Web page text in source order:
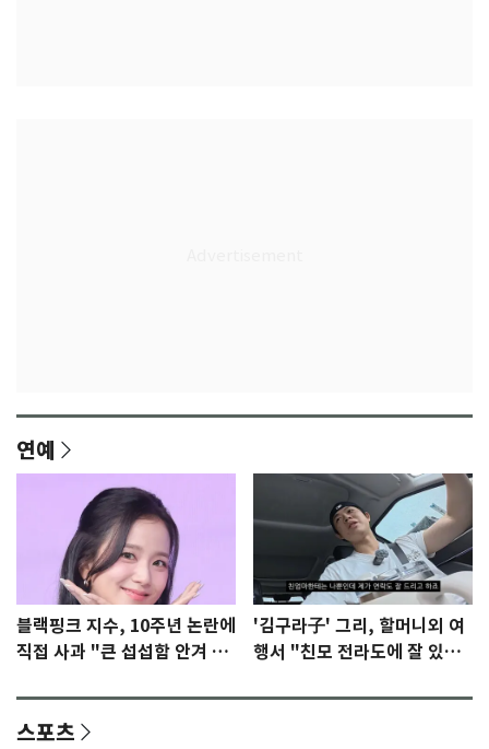
연예
블랙핑크 지수, 10주년 논란에
직접 사과 "큰 섭섭함 안겨 미
'김구라子' 그리, 할머니외 여
행서 "친모 전라도에 잘 있
스포츠